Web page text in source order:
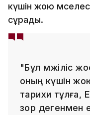
күшін жою
сұрады.
"Бұл мәжіліс
оның күшін
тарихи тұлға,
зор дегенмен